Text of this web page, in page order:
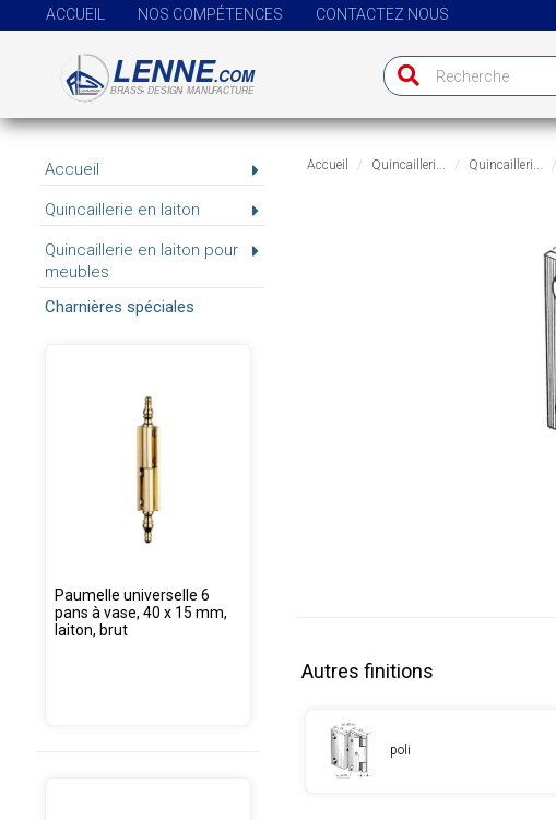
ACCUEIL NOS COMPÉTENCES CONTACTEZ NOUS
Accueil
Quincaillerie en laiton
Quincaillerie en laiton pour
meubles
Charnières spéciales
Paumelle universelle 6
pans à vase, 40 x 15 mm,
laiton, brut
Accueil Quincailleri... Quincailleri...
Autres finitions
poli